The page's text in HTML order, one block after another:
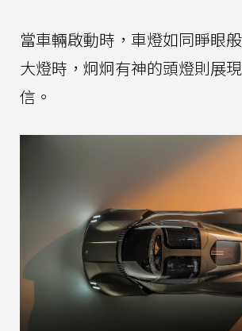
當車輛啟動時，車燈如同睜眼
大燈時，炯炯有神的頭燈則展
信。